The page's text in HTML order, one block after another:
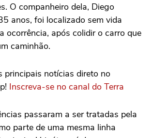
O companheiro dela, Diego
anos, foi localizado sem vida
ocorrência, após colidir o carro que
caminhão.
principais notícias direto no
Inscreva-se no canal do Terra
passaram a ser tratadas pela
parte de uma mesma linha